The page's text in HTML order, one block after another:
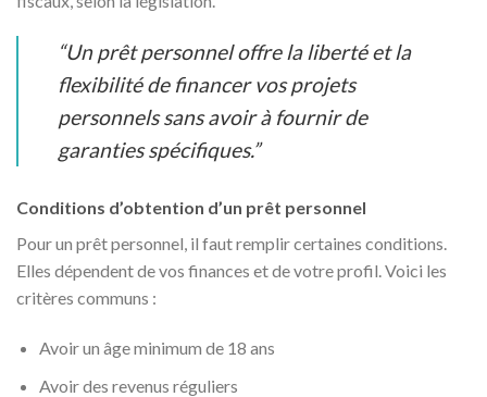
“Un prêt personnel offre la liberté et la
flexibilité de financer vos projets
personnels sans avoir à fournir de
garanties spécifiques.”
Conditions d’obtention d’un prêt personnel
Pour un prêt personnel, il faut remplir certaines conditions.
Elles dépendent de vos finances et de votre profil. Voici les
critères communs :
Avoir un âge minimum de 18 ans
Avoir des revenus réguliers